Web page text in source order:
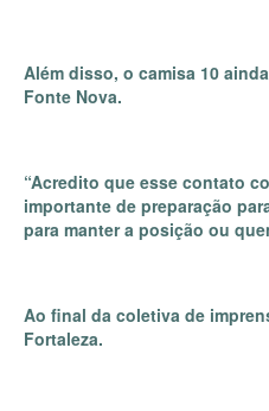
Além disso, o camisa 10
Fonte Nova.
“Acredito que esse contato
importante de preparação
para manter a posição ou
Ao final da coletiva de
Fortaleza.